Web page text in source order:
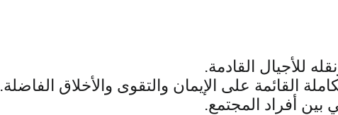
للأجيال القادمة.
القائمة على الإيمان والتقوى والأخلاق الفاضلة.
بين أفراد المجتمع.